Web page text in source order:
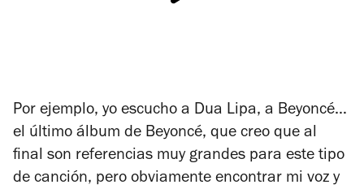
Por ejemplo, yo escucho a Dua Lipa, a Beyoncé…
el último álbum de Beyoncé, que creo que al
final son referencias muy grandes para este tipo
de canción, pero obviamente encontrar mi voz y